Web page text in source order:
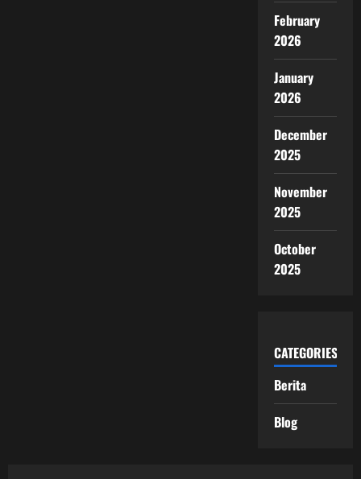
February
2026
January
2026
December
2025
November
2025
October
2025
CATEGORIES
Berita
Blog